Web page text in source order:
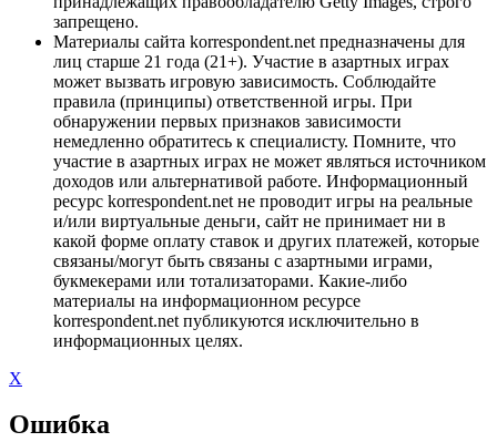
запрещено.
Материалы сайта korrespondent.net предназначены для
лиц старше 21 года (21+). Участие в азартных играх
может вызвать игровую зависимость. Соблюдайте
правила (принципы) ответственной игры. При
обнаружении первых признаков зависимости
немедленно обратитесь к специалисту. Помните, что
участие в азартных играх не может являться источником
доходов или альтернативой работе. Информационный
ресурс korrespondent.net не проводит игры на реальные
и/или виртуальные деньги, сайт не принимает ни в
какой форме оплату ставок и других платежей, которые
связаны/могут быть связаны с азартными играми,
букмекерами или тотализаторами. Какие-либо
материалы на информационном ресурсе
korrespondent.net публикуются исключительно в
информационных целях.
X
Ошибка